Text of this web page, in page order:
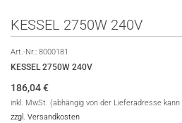
KESSEL 2750W 240V
Art.-Nr.: 8000181
KESSEL 2750W 240V
186,04€
inkl. MwSt. (abhängig von der Lieferadresse
zzgl. Versandkosten